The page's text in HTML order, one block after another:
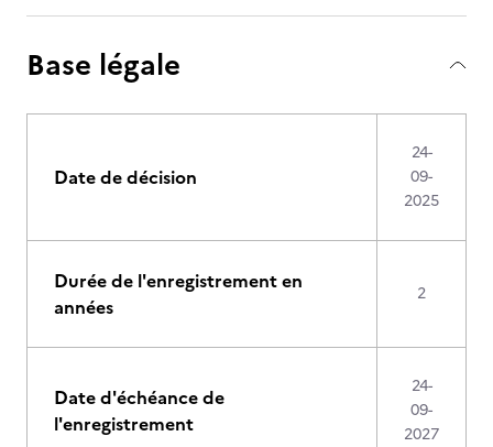
Base légale
Date de décision
24-
09-
2025
Durée de l'enregistrement en
années
2
Date d'échéance de
l'enregistrement
24-
09-
2027